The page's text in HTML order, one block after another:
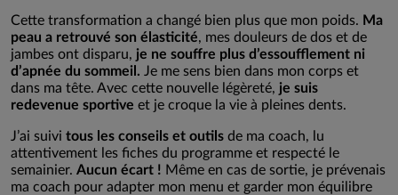
Cette transformation a changé bien plus que mon poids. Ma
peau a retrouvé son élasticité, mes douleurs de dos et de
jambes ont disparu, je ne souffre plus d’essoufflement ni
d’apnée du sommeil. Je me sens bien dans mon corps et
dans ma tête. Avec cette nouvelle légèreté, je suis
redevenue sportive et je croque la vie à pleines dents.
J’ai suivi tous les conseils et outils de ma coach, lu
attentivement les fiches du programme et respecté le
semainier. Aucun écart ! Même en cas de sortie, je prévenais
ma coach pour adapter mon menu et garder mon équilibre